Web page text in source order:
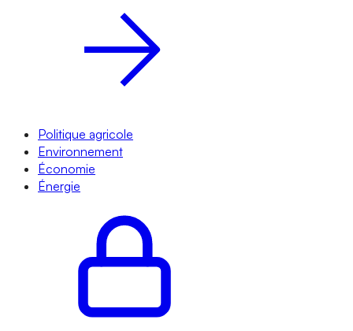
Politique agricole
Environnement
Économie
Énergie